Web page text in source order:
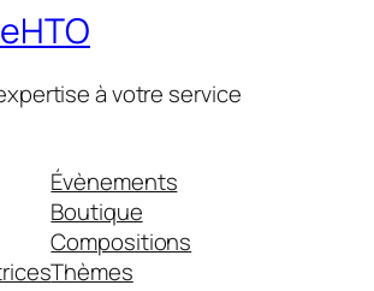
à votre service
Évènements
Boutique
Compositions
Thèmes